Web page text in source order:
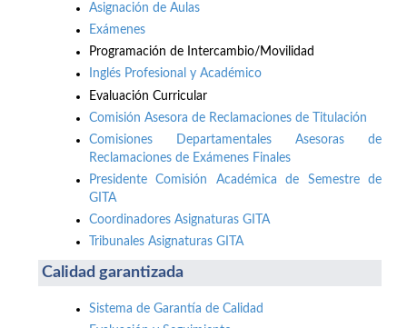
Asignación de Aulas
Exámenes
Programación de Intercambio/Movilidad
Inglés Profesional y Académico
Evaluación Curricular
Comisión Asesora de Reclamaciones de Titulación
Comisiones Departamentales Asesoras de
Reclamaciones de Exámenes Finales
Presidente Comisión Académica de Semestre de
GITA
Coordinadores Asignaturas GITA
Tribunales Asignaturas GITA
Calidad garantizada
Sistema de Garantía de Calidad